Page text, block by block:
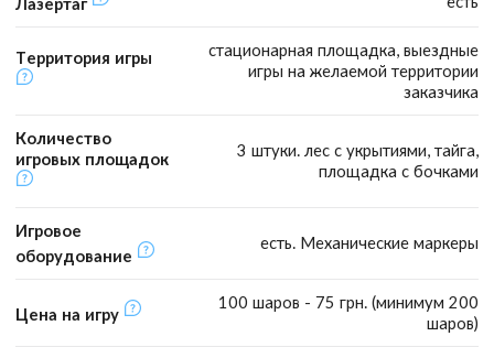
Территория игры
стационарная площадка, выездные
игры на желаемой территории
заказчика
Количество
игровых площадок
3 штуки. лес с укрытиями, тайга,
площадка с бочками
Игровое
оборудование
есть. Механические маркеры
Цена на игру
100 шаров - 75 грн. (минимум 200
шаров)